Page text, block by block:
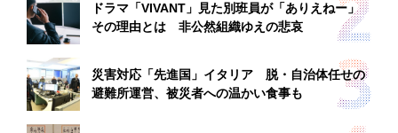
ドラマ「VIVANT」見た別班員が「ありえねー」
その理由とは 非公然組織ゆえの悲哀
災害対応「先進国」イタリア 脱・自治体任せの
避難所運営、被災者への温かい食事も